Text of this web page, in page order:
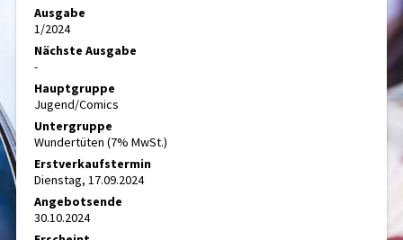
Ausgabe
1/2024
Nächste Ausgabe
-
Hauptgruppe
Jugend/Comics
Untergruppe
Wundertüten (7% MwSt.)
Erstverkaufstermin
Dienstag, 17.09.2024
Angebotsende
30.10.2024